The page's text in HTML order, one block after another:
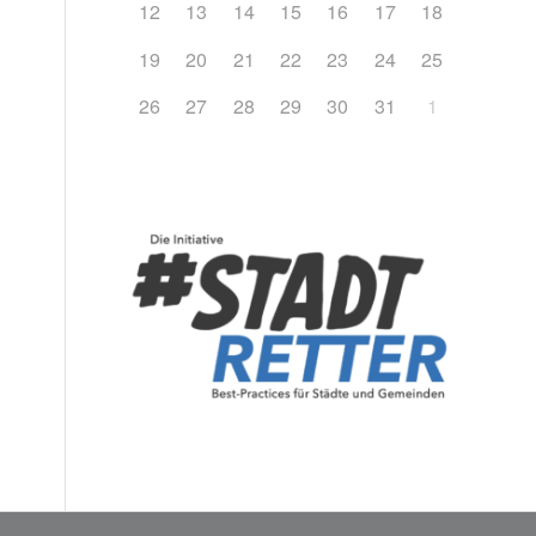
12
13 14 15 16 17
18
19
20 21 22 23 24
25
26
27 28 29 30 31 1